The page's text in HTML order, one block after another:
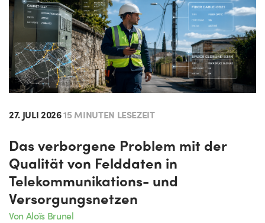
27. JULI 202615 MINUTEN LESEZEIT
Das verborgene Problem mit der
Qualität von Felddaten in
Telekommunikations- und
Versorgungsnetzen
Von Aloïs Brunel